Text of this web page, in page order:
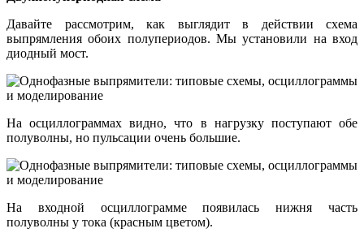
Давайте рассмотрим, как выглядит в действии схема
выпрямления обоих полупериодов. Мы установили на вход
диодный мост.
На осциллограммах видно, что в нагрузку поступают обе
полуволны, но пульсации очень большие.
На входной осциллограмме появилась нижня часть
полуволны у тока (красным цветом).